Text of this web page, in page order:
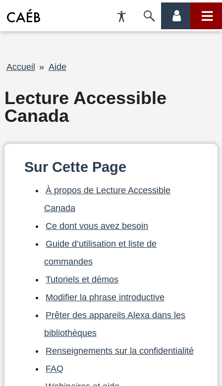
Préférences
d'accessibilité
Passer
menu
Fil
Accueil Aide
Lecture Accessible
Canada
Sur Cette Page
À propos de Lecture Accessible
Canada
Ce dont vous avez besoin
Guide d’utilisation et liste de
commandes
Tutoriels et démos
Modifier la phrase introductive
Prêter des appareils Alexa dans les
bibliothèques
Renseignements sur la confidentialité
FAQ